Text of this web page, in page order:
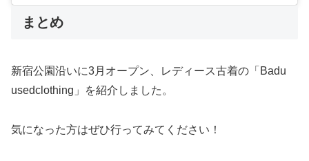
まとめ
新宿公園沿いに3月オープン、レディース古着の「Badu
usedclothing」を紹介しました。
気になった方はぜひ行ってみてください！